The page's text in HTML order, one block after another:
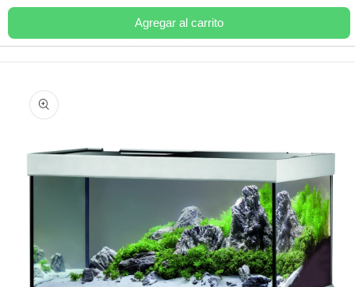
Ir
al contenido
a la
información
Agregar al carrito